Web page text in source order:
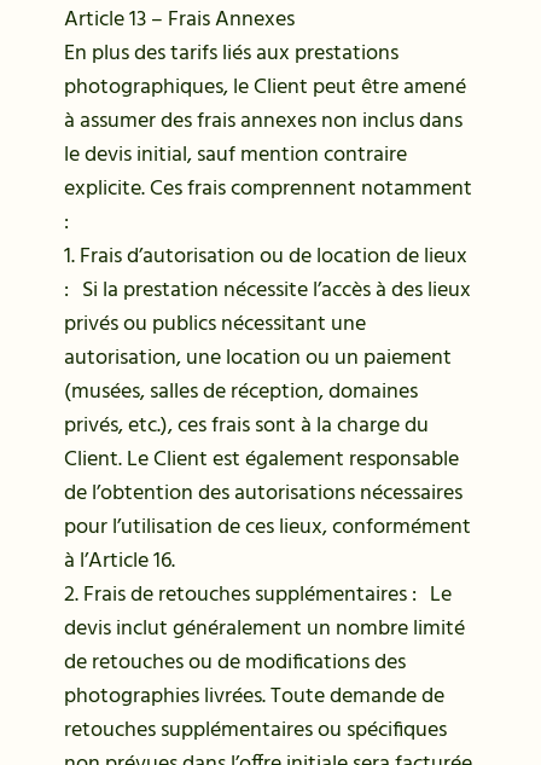
Article 13 – Frais Annexes
En plus des tarifs liés aux prestations
photographiques, le Client peut être amené
à assumer des frais annexes non inclus dans
le devis initial, sauf mention contraire
explicite. Ces frais comprennent notamment
:
1. Frais d’autorisation ou de location de lieux
: Si la prestation nécessite l’accès à des lieux
privés ou publics nécessitant une
autorisation, une location ou un paiement
(musées, salles de réception, domaines
privés, etc.), ces frais sont à la charge du
Client. Le Client est également responsable
de l’obtention des autorisations nécessaires
pour l’utilisation de ces lieux, conformément
à l’Article 16.
2. Frais de retouches supplémentaires : Le
devis inclut généralement un nombre limité
de retouches ou de modifications des
photographies livrées. Toute demande de
retouches supplémentaires ou spécifiques